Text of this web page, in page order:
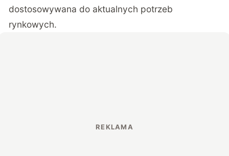
dostosowywana do aktualnych potrzeb
rynkowych.